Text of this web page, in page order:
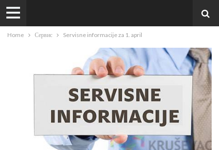
Home Сервис Servisne informacije za 1. april